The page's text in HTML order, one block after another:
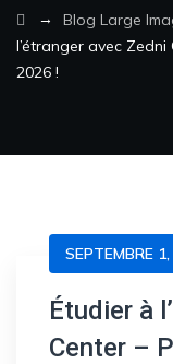
→ Blog Large
l’étranger avec
2026 !
SEPTEMBRE
Étudier à
Center –